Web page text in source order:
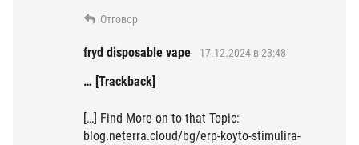
Отговор
fryd disposable vape 17.12.2024 в 23:48
… [Trackback]
[…] Find More on to that Topic:
blog.neterra.cloud/bg/erp-koyto-stimulira-